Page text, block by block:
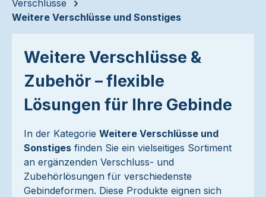
Verschlüsse
Weitere Verschlüsse und Sonstiges
Weitere Verschlüsse &
Zubehör – flexible
Lösungen für Ihre Gebinde
In der Kategorie Weitere Verschlüsse und
Sonstiges finden Sie ein vielseitiges Sortiment
an ergänzenden Verschluss- und
Zubehörlösungen für verschiedenste
Gebindeformen. Diese Produkte eignen sich